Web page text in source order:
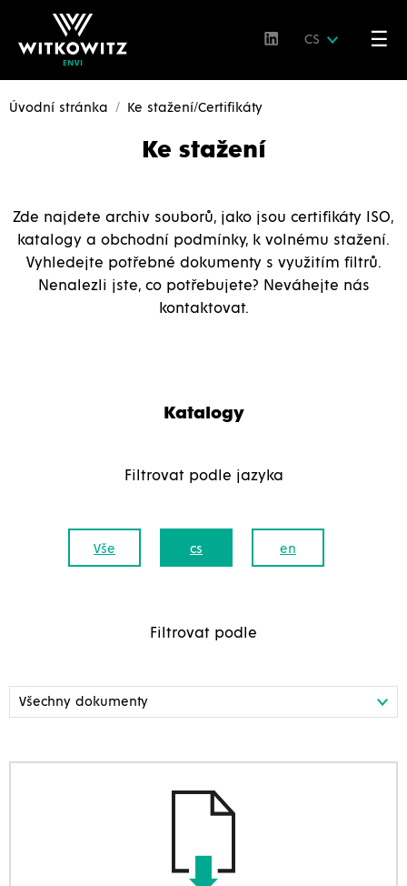
CS ☰
Úvodní stránka Ke stažení/Certifikáty
Ke stažení
Zde najdete archiv souborů, jako jsou certifikáty ISO,
katalogy a obchodní podmínky, k volnému stažení.
Vyhledejte potřebné dokumenty s využitím filtrů.
Nenalezli jste, co potřebujete? Neváhejte nás
kontaktovat.
Katalogy
Filtrovat podle jazyka
Vše cs en
Filtrovat podle